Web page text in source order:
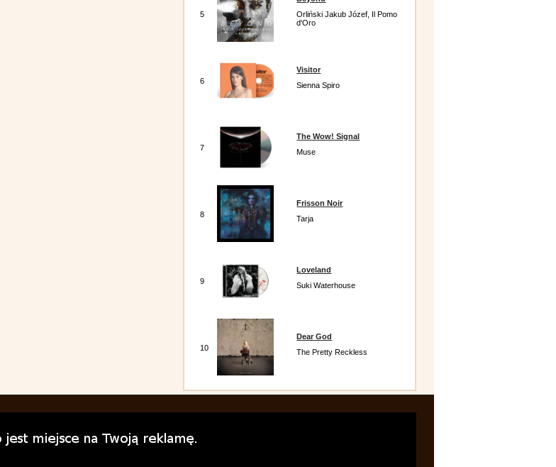
5
Orliński Jakub Józef, Il Pomo
d'Oro
6
Visitor
Sienna Spiro
7
The Wow! Signal
Muse
8
Frisson Noir
Tarja
9
Loveland
Suki Waterhouse
10
Dear God
The Pretty Reckless